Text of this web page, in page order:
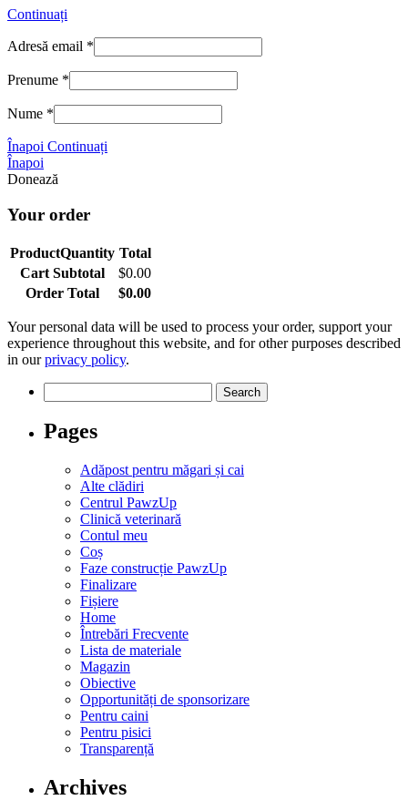
Continuați
Adresă email *
Prenume *
Nume *
Înapoi Continuați
Înapoi
Donează
Your order
ProductQuantity Total
Cart Subtotal
$0.00
Order Total
$0.00
Your personal data will be used to process your order, support your
experience throughout this website, and for other purposes described
in ourprivacy policy.
for:
Pages
Adăpost pentru măgari și cai
Alte clădiri
Centrul PawzUp
Clinică veterinară
Contul meu
Coș
Faze construcție PawzUp
Finalizare
Fișiere
Home
Întrebări Frecvente
Lista de materiale
Magazin
Obiective
Opportunități de sponsorizare
Pentru caini
Pentru pisici
Transparență
Archives